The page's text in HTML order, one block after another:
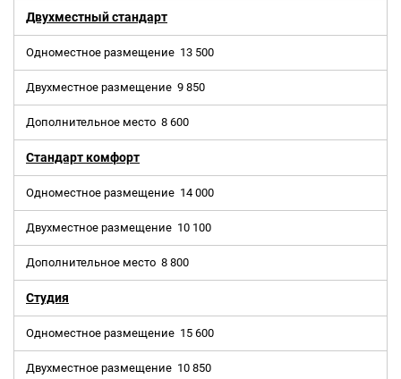
Двухместный стандарт
Одноместное размещение 13 500
Двухместное размещение 9 850
Дополнительное место 8 600
Стандарт комфорт
Одноместное размещение 14 000
Двухместное размещение 10 100
Дополнительное место 8 800
Студия
Одноместное размещение 15 600
Двухместное размещение 10 850